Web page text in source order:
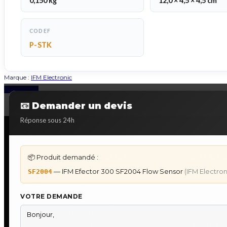
CODEF
P-STK
Marque : IFM Electronic
📧 Demander un devis
Réponse sous 24h
📦 Produit demandé :
SF2004 — IFM Efector 300 SF2004 Flow Sensor (IFM
VOTRE DEMANDE
Back to Top
DÉPANNAGE AUTOMATES
Dépannage Siemens S7
Dépannage Omron Sysmac
Dépannage Mitsubishi Melsec
IHM
IHM